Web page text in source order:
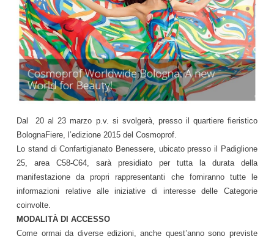
Dal 20 al 23 marzo p.v. si svolgerà, presso il quartiere fieristico
BolognaFiere, l’edizione 2015 del Cosmoprof.
Lo stand di Confartigianato Benessere, ubicato presso il Padiglione
25, area C58-C64, sarà presidiato per tutta la durata della
manifestazione da propri rappresentanti che forniranno tutte le
informazioni relative alle iniziative di interesse delle Categorie
coinvolte.
MODALITÀ DI ACCESSO
Come ormai da diverse edizioni, anche quest’anno sono previste